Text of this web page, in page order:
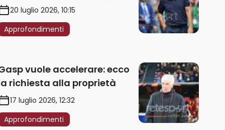
20 luglio 2026, 10:15
Approfondimenti
vuole accelerare: ecco
richiesta alla proprietà
17 luglio 2026, 12:32
Approfondimenti